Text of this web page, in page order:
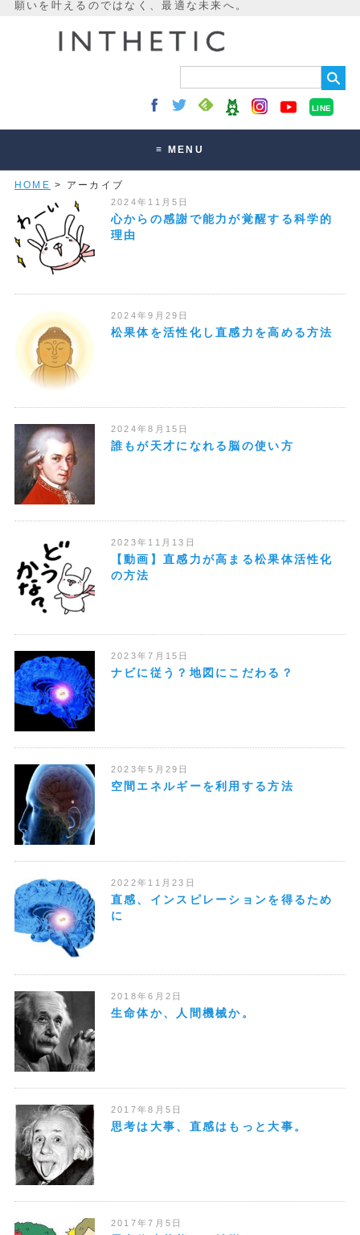
LINE
≡ MENU
講座・セッション
オンラインサロン
HOME > アーカイブ
2024年11月5日
心からの感謝で能力が覚醒する科学的
理由
2024年9月29日
松果体を活性化し直感力を高める方法
2024年8月15日
誰もが天才になれる脳の使い方
2023年11月13日
【動画】直感力が高まる松果体活性化
の方法
2023年7月15日
ナビに従う？地図にこだわる？
2023年5月29日
空間エネルギーを利用する方法
2022年11月23日
直感、インスピレーションを得るため
に
2018年6月2日
生命体か、人間機械か。
2017年8月5日
思考は大事、直感はもっと大事。
2017年7月5日